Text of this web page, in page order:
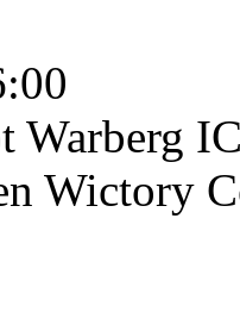
Warberg
Wictory